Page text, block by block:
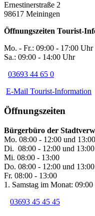
Ernestinerstraße 2
98617 Meiningen
Öffnungszeiten Tourist-
Mo. - Fr.: 09:00 - 17:00 Uhr
Sa.: 09:00 - 14:00 Uhr
03693 44 65 0
E-Mail Tourist-Information
Öffnungszeiten
Bürgerbüro der
Mo. 08:00 - 12:00 und
Di. 08:00 - 12:00 und
Mi. 08:00 - 13:00
Do. 08:00 - 12:00 und
Fr. 08:00 - 13:00
1. Samstag im Monat:
03693 45 45 45